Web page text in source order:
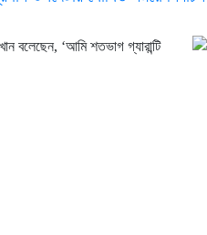
বলেছেন, ‘আমি শতভাগ গ্যারান্টি